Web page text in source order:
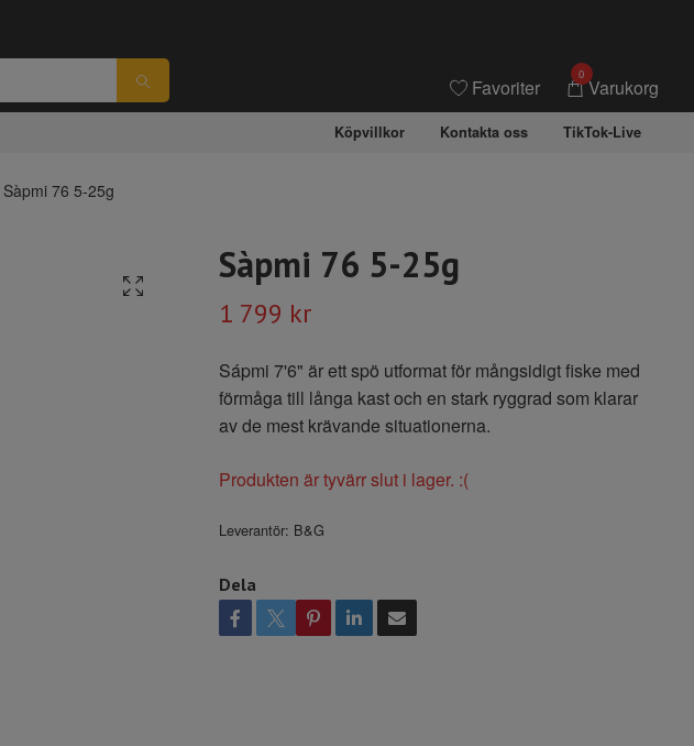
Favoriter
0
Varukorg
Köpvillkor Kontakta oss TikTok-Live
Sàpmi 76 5-25g
Sàpmi 76 5-25g
1 799 kr
Sápmi 7'6" är ett spö utformat för mångsidigt fiske med
förmåga till långa kast och en stark ryggrad som klarar
av de mest krävande situationerna.
Produkten är tyvärr slut i lager. :(
Leverantör: B&G
Dela